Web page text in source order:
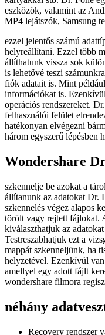
eszközök, valamint az
MP4 lejátszók, Samsung
ezzel jelentős számú
helyreállítani. Ezzel több
állíthatunk vissza sok
is lehetővé teszi
fiók adatait is. Mint
információkat is.
operációs rendszereket.
felhasználói felület
hatékonyan elvégezni
három egyszerű lépésben
Wondershare
szkennelje be azokat a
állítanunk az adatokat Dr.
szkennelés végez alapos
törölt vagy rejtett fájlokat.
kiválaszthatjuk az
Testreszabhatjuk ezt a
mappát szkenneljünk, ha
helyzetével. Ezenkívül
amellyel egy adott fájlt
wondershare filmora
néhány
Recovery rendszer